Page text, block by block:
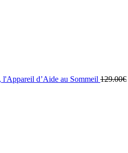
d’Aide au Sommeil 129.00€